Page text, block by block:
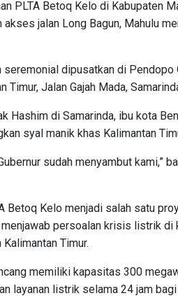
PLTA Betoq Kelo di Kabupaten
akses jalan Long Bagun, Mahulu
seremonial dipusatkan di Pendopo
Timur, Jalan Gajah Mada,
Hashim di Samarinda, ibu kota
syal manik khas Kalimantan
sudah menyambut kami,”
Betoq Kelo menjadi salah satu
persoalan krisis listrik di
Timur.
memiliki kapasitas 300
layanan listrik selama 24 jam